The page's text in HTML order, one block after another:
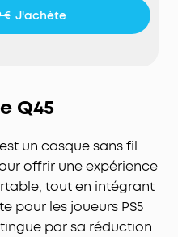
plus large gamme de
pour un équilibre
LDAC pour l'audio
de 3% de distorsion
stop avec une charge
son qui dure des jours,
pour 8 heures de
€ J'achète
Q45
est un casque sans fil
offrir une expérience
tout en intégrant
pour les joueurs PS5
par sa réduction